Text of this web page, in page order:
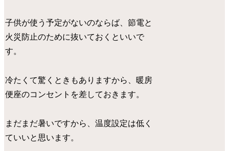
子供が使う予定がないのならば、節電と
火災防止のために抜いておくといいで
す。
冷たくて驚くときもありますから、暖房
便座のコンセントを差しておきます。
まだまだ暑いですから、温度設定は低く
ていいと思います。